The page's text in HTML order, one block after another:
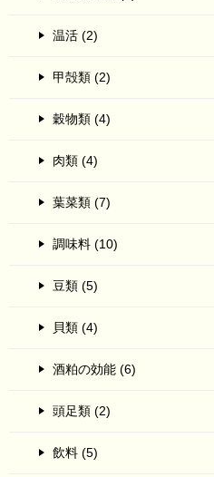
温活 (2)
甲殻類 (2)
穀物類 (4)
肉類 (4)
葉菜類 (7)
調味料 (10)
豆類 (5)
貝類 (4)
酒粕の効能 (6)
頭足類 (2)
飲料 (5)